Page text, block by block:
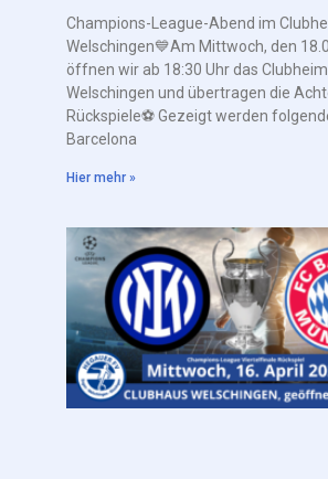
Champions-League-Abend im
Welschingen💙Am Mittwoch, den
öffnen wir ab 18:30 Uhr das
Welschingen und übertragen die
Rückspiele⚽️ Gezeigt werden
Barcelona
Hier mehr »